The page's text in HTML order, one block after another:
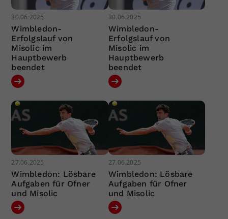
30.06.2025
Wimbledon-
Erfolgslauf von
Misolic im
Hauptbewerb
beendet
30.06.2025
Wimbledon-
Erfolgslauf von
Misolic im
Hauptbewerb
beendet
27.06.2025
Wimbledon: Lösbare
Aufgaben für Ofner
und Misolic
27.06.2025
Wimbledon: Lösbare
Aufgaben für Ofner
und Misolic